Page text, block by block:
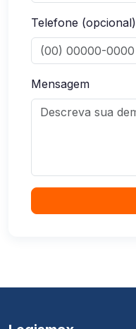
Telefone (opcional)
Mensagem